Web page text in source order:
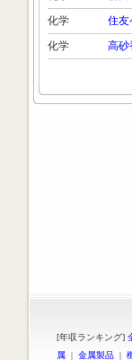
化学
住友
化学
高砂
[年収ランキング]
属 | 金属製品 |